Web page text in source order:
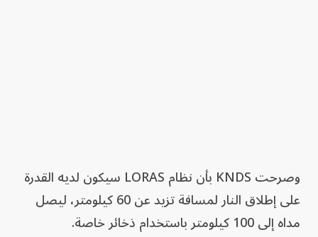
وصرحت KNDS بأن نظام LORAS سيكون لديه القدرة
على إطلاق النار لمسافة تزيد عن 60 كيلومتر، ليصل
مداه إلى 100 كيلومتر باستخدام ذخائر خاصة.